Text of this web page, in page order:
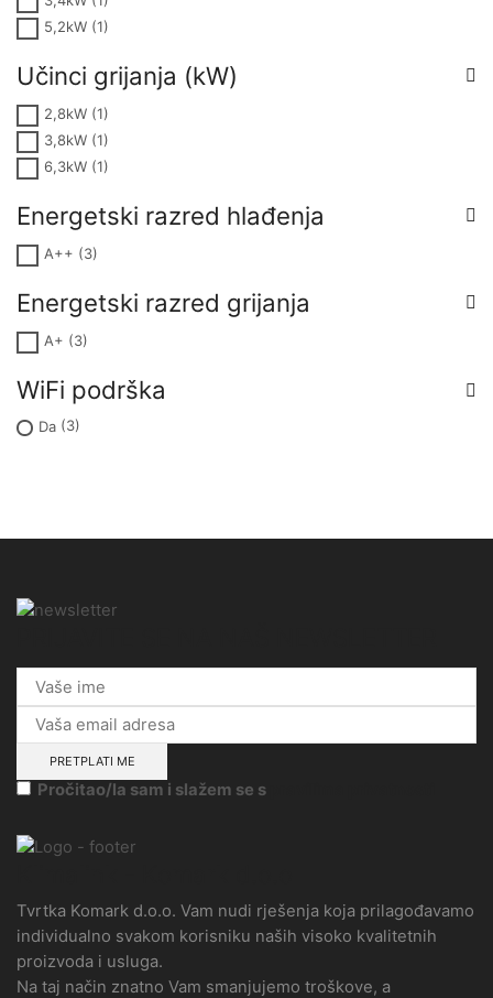
5,2kW (1)
Učinci grijanja (kW)
2,8kW (1)
3,8kW (1)
6,3kW (1)
Energetski razred hlađenja
A++ (3)
Energetski razred grijanja
A+ (3)
WiFi podrška
Da (3)
Pročitao/la sam i slažem se s
Tvrtka Komark d.o.o. Vam nudi rješenja koja prilagođavamo
individualno svakom korisniku naših visoko kvalitetnih
proizvoda i usluga.
Na taj način znatno Vam smanjujemo troškove, a